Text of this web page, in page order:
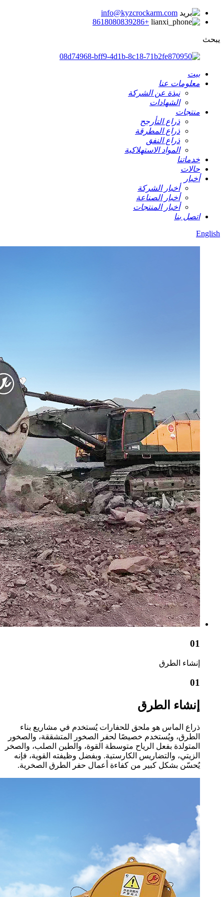
info@kyzcrockarm.com
+8618080839286
يبحث
بيت
معلومات عنا
نبذة عن الشركة
الشهادات
منتجات
ذراع التأرجح
ذراع المطرقة
ذراع النفق
المواد الاستهلاكية
خدماتنا
حالات
أخبار
أخبار الشركة
أخبار الصناعة
أخبار المنتجات
اتصل بنا
English
01
إنشاء الطرق
01
إنشاء الطرق
ذراع الماس هو ملحق للحفارات يُستخدم في مشاريع بناء
الطرق، ويُستخدم خصيصًا لحفر الصخور المتشققة، والصخور
المتولدة بفعل الرياح متوسطة القوة، والطين الصلب، والصخر
الزيتي، والتضاريس الكارستية. وبفضل وظيفته القوية، فإنه
يُحسّن بشكل كبير من كفاءة أعمال حفر الطرق الصخرية.